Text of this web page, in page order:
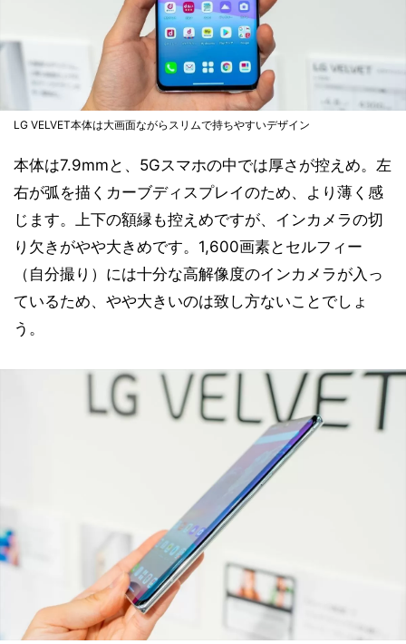
LG VELVET本体は大画面ながらスリムで持ちやすいデザイン
本体は7.9mmと、5Gスマホの中では厚さが控えめ。左
右が弧を描くカーブディスプレイのため、より薄く感
じます。上下の額縁も控えめですが、インカメラの切
り欠きがやや大きめです。1,600画素とセルフィー
（自分撮り）には十分な高解像度のインカメラが入っ
ているため、やや大きいのは致し方ないことでしょ
う。